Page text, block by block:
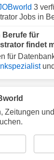
3
Jobs in
Berufe für
findet
für
und
Zeitungen